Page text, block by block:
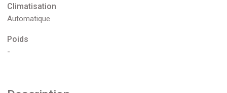
Climatisation
Automatique
Poids
-